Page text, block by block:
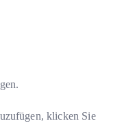
, klicken Sie